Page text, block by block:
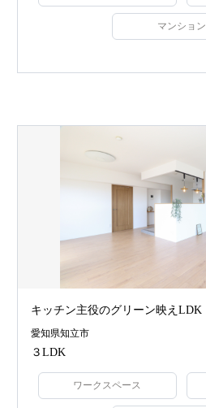
マンション
キッチン主役のグリーン映えLDK
愛知県知立市
３LDK
ワークスペース